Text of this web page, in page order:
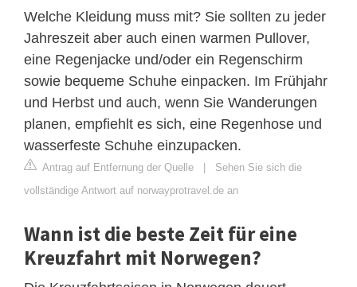
Welche Kleidung muss mit? Sie sollten zu jeder
Jahreszeit aber auch einen warmen Pullover,
eine Regenjacke und/oder ein Regenschirm
sowie bequeme Schuhe einpacken. Im Frühjahr
und Herbst und auch, wenn Sie Wanderungen
planen, empfiehlt es sich, eine Regenhose und
wasserfeste Schuhe einzupacken.
Antrag auf Entfernung der Quelle | Sehen Sie sich die
vollständige Antwort auf norwayprotravel.de an
Wann ist die beste Zeit für eine
Kreuzfahrt mit Norwegen?